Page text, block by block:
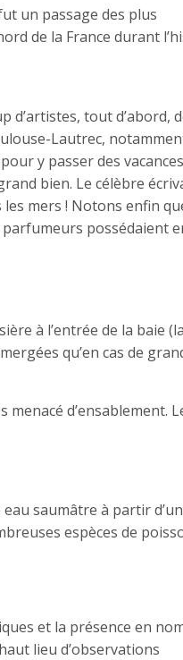
un passage des plus
de la France durant
d’artistes, tout d’abord,
Lautrec,
y passer des
bien. Le célèbre
mers ! Notons enfin
parfumeurs possédaient
à l’entrée de la baie (la
qu’en cas de
d’ensablement.
saumâtre à partir
espèces de
et la présence en
lieu d’observations